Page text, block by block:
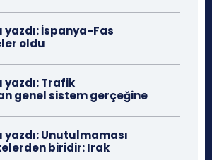
yazdı: İspanya-Fas
oldu
yazdı: Trafik
genel sistem gerçeğine
yazdı: Unutulmaması
biridir: Irak